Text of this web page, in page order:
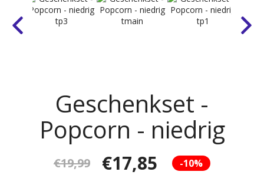
Geschenkset -
Popcorn - niedrig
-10%
€19,99 €17,85